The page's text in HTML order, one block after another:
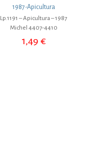
1987-Apicultura
Lp.1191 – Apicultura – 1987
Michel 4407-4410
1,49 €